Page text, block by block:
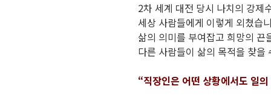
2차 세계 대전 당시 나치의 강제
세상 사람들에게 이렇게 외쳤습
삶의 의미를 부여잡고 희망의
다른 사람들이 삶의 목적을 찾
“직장인은 어떤 상황에서도 일